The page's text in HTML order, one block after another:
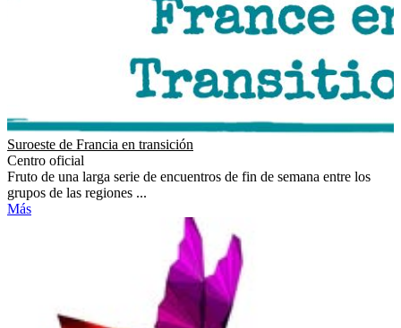
Suroeste de Francia en transición
Centro oficial
Fruto de una larga serie de encuentros de fin de semana entre los
grupos de las regiones ...
Más